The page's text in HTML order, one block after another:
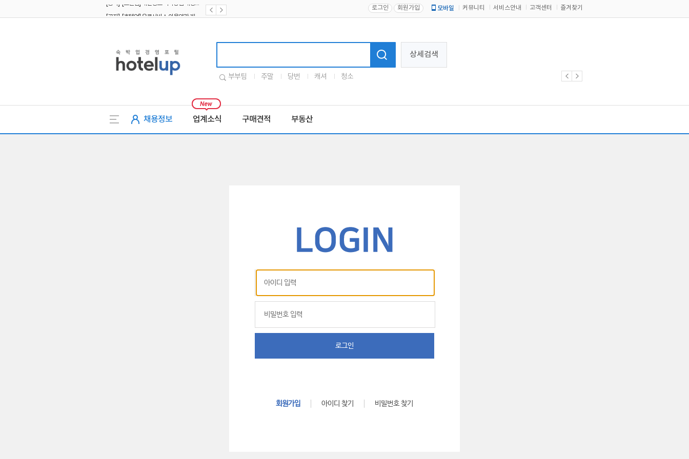
로그인 회원가입 모바일 커뮤니티 서비스안내 고객센터 즐겨찾기
상세검색
부부팀 주말 당번 캐셔 청소
채용정보 업계소식 구매견적 부동산
로그인
회원가입 아이디 찾기 비밀번호 찾기